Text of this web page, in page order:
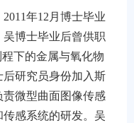
年12月博士毕业
博士毕业后曾供职
下的金属与氧化物
研究员身份加入斯
微型曲面图像传感
感系统的研发。吴